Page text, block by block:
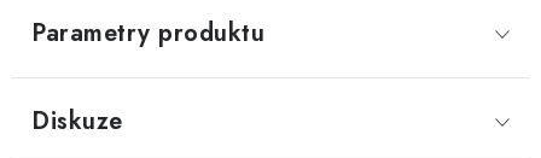
Parametry produktu
Diskuze